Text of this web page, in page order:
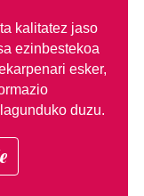
kalitatez jaso
ezinbestekoa
esker,
duzu.